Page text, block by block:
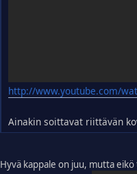
http://www.youtube.com/
Ainakin soittavat riittävän
Hyvä kappale on juu, mutta